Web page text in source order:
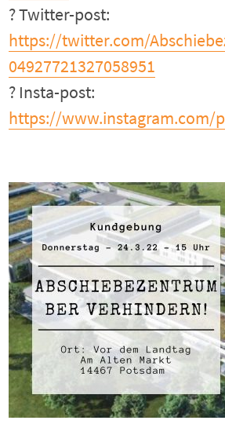
? Twitter-post:
https://twitter.com/
04927721327058951
? Insta-post:
https://www.instagram.com/